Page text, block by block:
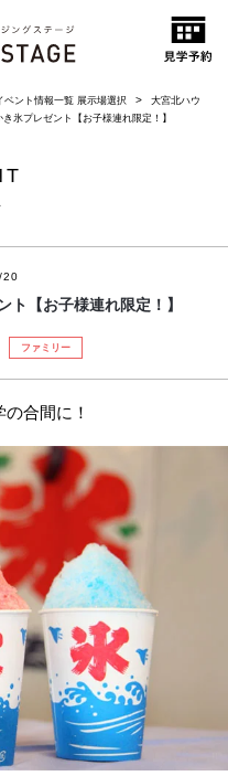
ベント情報一覧 展示場選択
大宮北ハウ
氷プレゼント【お子様連れ限定！】
20
ト【お子様連れ限定！】
ファミリー
合間に！